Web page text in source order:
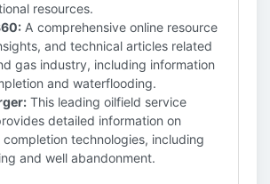
resources.
A comprehensive online resource
and technical articles related
gas industry, including information
and waterflooding.
This leading oilfield service
detailed information on
technologies, including
and well abandonment.